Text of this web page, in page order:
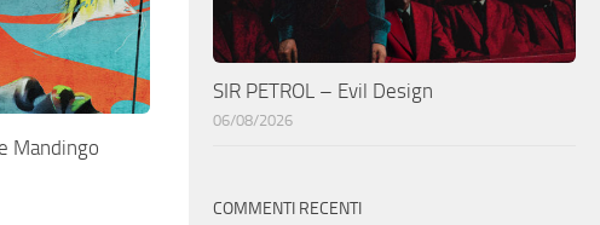
Mandingo
SIR PETROL – Evil Design
06/08/2026
COMMENTI RECENTI